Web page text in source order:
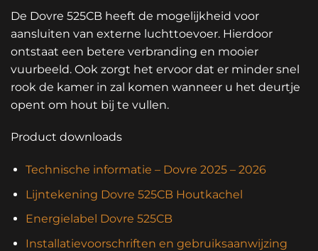
De Dovre 525CB heeft de mogelijkheid voor
aansluiten van externe luchttoevoer. Hierdoor
ontstaat een betere verbranding en mooier
vuurbeeld. Ook zorgt het ervoor dat er minder snel
rook de kamer in zal komen wanneer u het deurtje
opent om hout bij te vullen.
Product downloads
Technische informatie – Dovre 2025 – 2026
Lijntekening Dovre 525CB Houtkachel
Energielabel Dovre 525CB
Installatievoorschriften en gebruiksaanwijzing